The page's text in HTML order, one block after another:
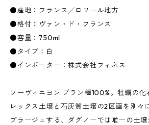
●産地：フランス╱ロワール地方
●格付：ヴァン・ド・フランス
●容量：750ml
●タイプ：白
●インポーター：株式会社フィネス
ソーヴィニヨン ブラン種100%。牡蠣の化
レックス土壌と石灰質土壌の2区画を別々
ブラージュする、ダグノーでは唯一の土